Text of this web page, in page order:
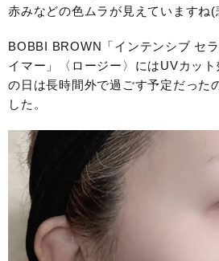
赤みなどの色ムラが見えていますね(
BOBBI BROWN「インテンシブ セ
イマー」〈ロージー〉にはUVカッ
の日は長時間外で過ごす予定だった
した。